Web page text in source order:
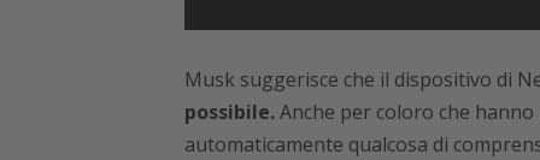
Musk suggerisce che il dispositivo di
possibile.Anche per coloro che
automaticamente qualcosa di